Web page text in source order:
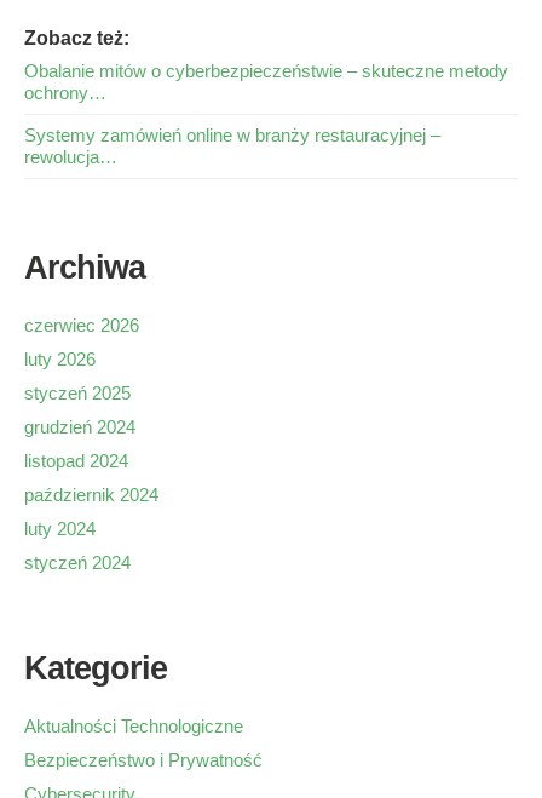
Zobacz też:
Obalanie mitów o cyberbezpieczeństwie – skuteczne metody
ochrony…
Systemy zamówień online w branży restauracyjnej –
rewolucja…
Archiwa
czerwiec 2026
luty 2026
styczeń 2025
grudzień 2024
listopad 2024
październik 2024
luty 2024
styczeń 2024
Kategorie
Aktualności Technologiczne
Bezpieczeństwo i Prywatność
Cybersecurity